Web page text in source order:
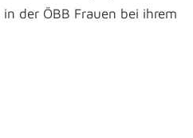
der ÖBB Frauen bei ihrem